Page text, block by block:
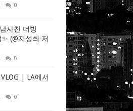
0
사친 더빙
(@지성씌 저
0
| LA에서
0